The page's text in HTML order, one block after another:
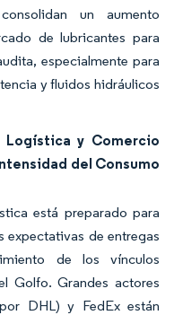
un aumento
de lubricantes para
especialmente para
y fluidos hidráulicos
y Comercio
del Consumo
está preparado para
expectativas de entregas
de los vínculos
Golfo. Grandes actores
DHL) y FedEx están